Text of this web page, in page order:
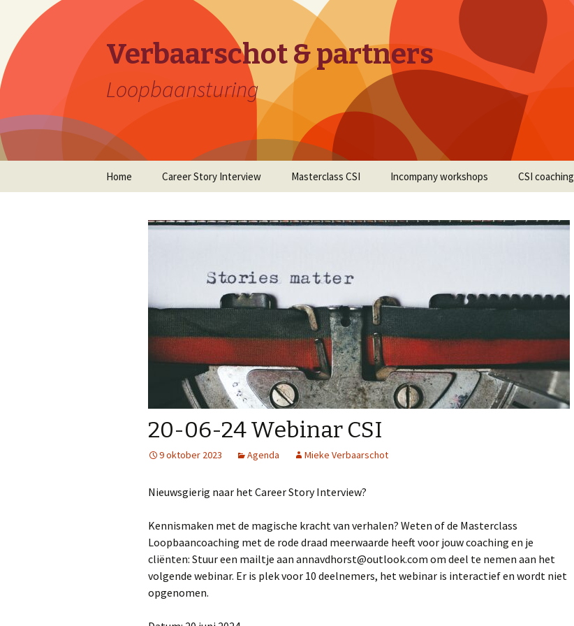
Verbaarschot & partners
Loopbaansturing
Home Career Story Interview Masterclass CSI Incompany workshops CSI coaching
20-06-24 Webinar CSI
9 oktober 2023 Agenda Mieke Verbaarschot
Nieuwsgierig naar het Career Story Interview?
Kennismaken met de magische kracht van verhalen? Weten of de Masterclass
Loopbaancoaching met de rode draad meerwaarde heeft voor jouw coaching en je
cliënten: Stuur een mailtje aan annavdhorst@outlook.com om deel te nemen aan het
volgende webinar. Er is plek voor 10 deelnemers, het webinar is interactief en wordt niet
opgenomen.